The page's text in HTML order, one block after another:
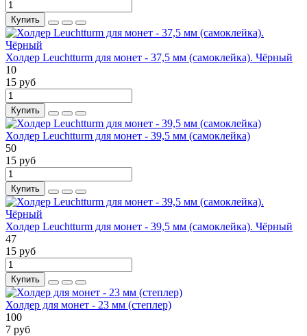
Купить
Холдер Leuchtturm для монет - 37,5 мм (самоклейка). Чёрный
10
15 руб
Купить
Холдер Leuchtturm для монет - 39,5 мм (самоклейка)
50
15 руб
Купить
Холдер Leuchtturm для монет - 39,5 мм (самоклейка). Чёрный
47
15 руб
Купить
Холдер для монет - 23 мм (степлер)
100
7 руб